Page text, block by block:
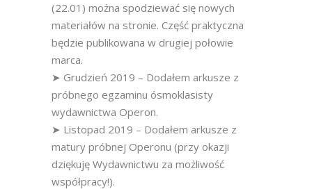
(22.01) można spodziewać się nowych
materiałów na stronie. Część praktyczna
będzie publikowana w drugiej połowie
marca.
➤ Grudzień 2019 – Dodałem arkusze z
próbnego egzaminu ósmoklasisty
wydawnictwa Operon.
➤ Listopad 2019 – Dodałem arkusze z
matury próbnej Operonu (przy okazji
dziękuję Wydawnictwu za możliwość
współpracy!).